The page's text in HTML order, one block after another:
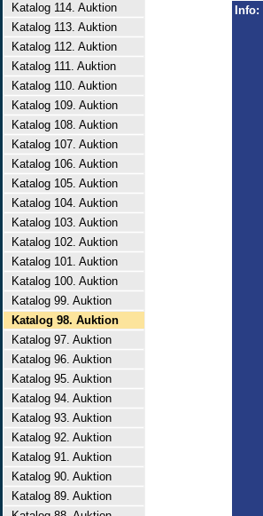
Katalog 114. Auktion
Katalog 113. Auktion
Katalog 112. Auktion
Katalog 111. Auktion
Katalog 110. Auktion
Katalog 109. Auktion
Katalog 108. Auktion
Katalog 107. Auktion
Katalog 106. Auktion
Katalog 105. Auktion
Katalog 104. Auktion
Katalog 103. Auktion
Katalog 102. Auktion
Katalog 101. Auktion
Katalog 100. Auktion
Katalog 99. Auktion
Katalog 98. Auktion
Katalog 97. Auktion
Katalog 96. Auktion
Katalog 95. Auktion
Katalog 94. Auktion
Katalog 93. Auktion
Katalog 92. Auktion
Katalog 91. Auktion
Katalog 90. Auktion
Katalog 89. Auktion
Info: